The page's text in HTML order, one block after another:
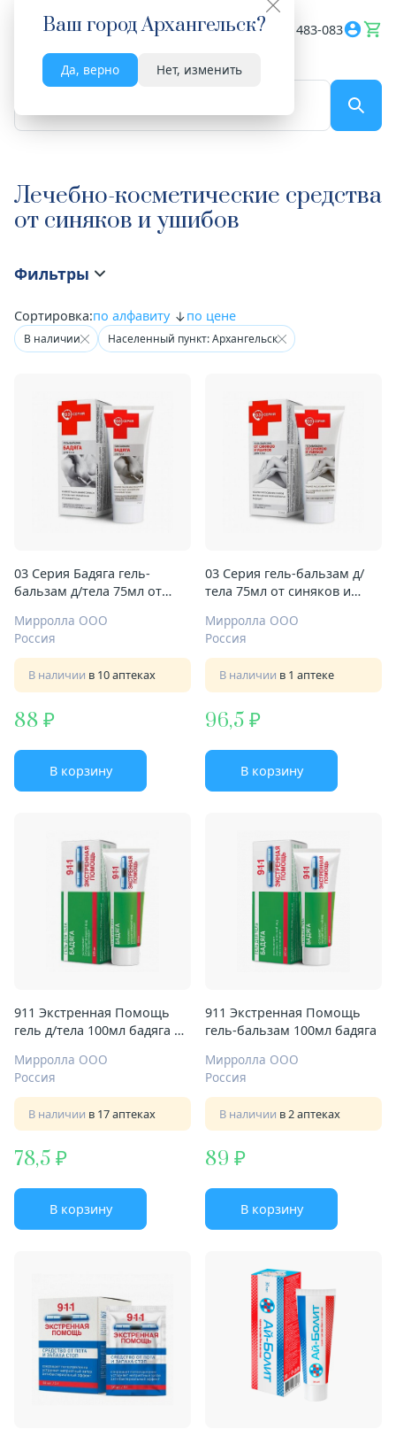
Ваш городАрхангельск?
Да, верно Нет, изменить
Весь сайт 8182 483-083
Лечебно-косметические средства
от синяков и ушибов
Фильтры
Сортировка:по алфавиту по цене
В наличии Населенный пункт: Архангельск
03 Серия Бадяга гель-
бальзам д/тела 75мл от
Мирролла ООО
Россия
В наличии в 10 аптеках
88
В корзину
03 Серия гель-бальзам д/
тела 75мл от синяков и
Мирролла ООО
Россия
В наличии в 1 аптеке
96,5
В корзину
911 Экстренная Помощь
гель д/тела 100мл бадяга от
Мирролла ООО
Россия
В наличии в 17 аптеках
78,5
В корзину
911 Экстренная Помощь
гель-бальзам 100мл бадяга
Мирролла ООО
Россия
В наличии в 2 аптеках
89
В корзину